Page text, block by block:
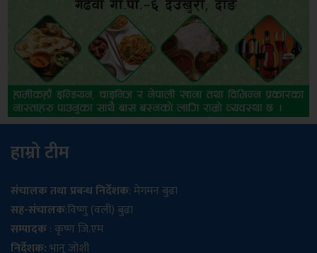
हाम्रो टीम
संचालक तथा प्रबन्ध निर्देशक: मेगमन बुढा
सह-संचालक:विष्णु (वली) बुढा
सम्पादक: कृष्ण जि.एम
निर्देशक:भानु जोशी